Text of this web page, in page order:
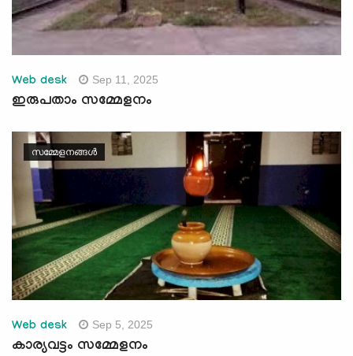
Web desk Sep 11, 2025
ഇരുപതാം സമ്മേളനം
സമ്മേളനങ്ങൾ
Web desk Sep 5, 2025
കാര്യവട്ടം സമ്മേളനം